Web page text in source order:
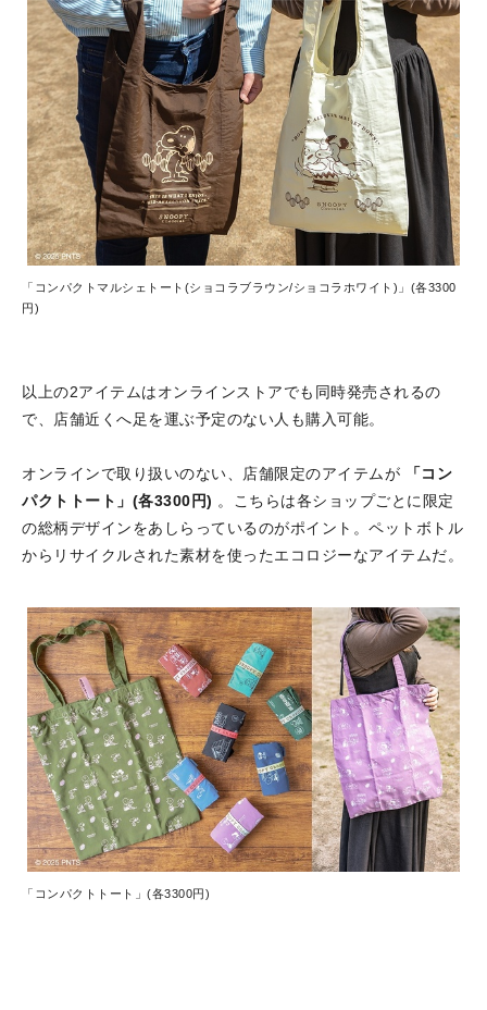
「コンパクトマルシェトート(ショコラブラウン/ショコラホワイト)」(各3300
円)
以上の2アイテムはオンラインストアでも同時発売されるの
で、店舗近くへ足を運ぶ予定のない人も購入可能。
オンラインで取り扱いのない、店舗限定のアイテムが
「コン
パクトトート」(各3300円) 。こちらは各ショップごとに限定
の総柄デザインをあしらっているのがポイント。ペットボトル
からリサイクルされた素材を使ったエコロジーなアイテムだ。
「コンパクトトート」(各3300円)